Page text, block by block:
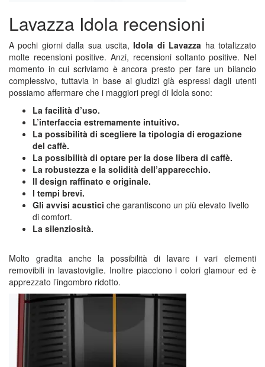
Lavazza Idola recensioni
A pochi giorni dalla sua uscita,Idola di Lavazza ha totalizzato
molte recensioni positive. Anzi, recensioni soltanto positive. Nel
momento in cui scriviamo è ancora presto per fare un bilancio
complessivo, tuttavia in base ai giudizi già espressi dagli utenti
possiamo affermare che i maggiori pregi di Idola sono:
La facilità d’uso.
L’interfaccia estremamente intuitivo.
La possibilità di scegliere la tipologia di erogazione
del caffè.
La possibilità di optare per la dose libera di caffè.
La robustezza e la solidità dell’apparecchio.
Il design raffinato e originale.
I tempi brevi.
Gli avvisi acustici che garantiscono un più elevato livello
di comfort.
La silenziosità.
Molto gradita anche la possibilità di lavare i vari elementi
removibili in lavastoviglie. Inoltre piacciono i colori glamour ed è
apprezzato l’ingombro ridotto.